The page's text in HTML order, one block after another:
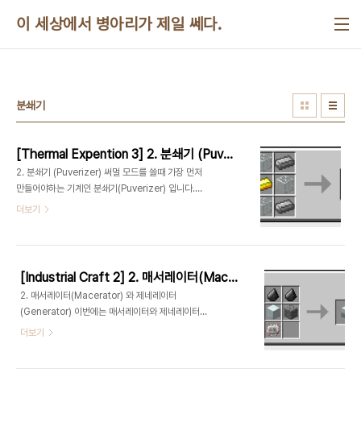
이 세상에서 병아리가 제일 쎄다.
분쇄기
[Thermal Expention 3] 2. 분쇄기 (Puverizer)
2. 분쇄기 (Puverizer) 써멀 모드를 쓸때 가장 먼저
만들어야하는 기계인 분쇄기(Puverizer) 입니다.
Industrial Craft 2 의 Macerator 처럼 자원을 2
더 많아져서 아이템을 생산을 했다 하지
만.Thermal Expention 3 의 다른 기계
Induction Smelter 에 밀릴 수 밖에 없었습니다.
그만큼 성능이 좋은 기계가 있는 모드이니만큼 기계
에 대해 하나씩 알아보도록 합시다. 2-1 조합법 1.
1개가 사용됩니다. 레일크래프트가 설치시 철괴 대
더보기
[Industrial Craft 2] 2. 매서레이터(Macerator)와 제네레이터(Generator)
2. 매서레이터(Macerator) 와 제네레이터
(Generator) 이번에는 매서레이터와 제네레이터에
대해서 다뤄 보기로 해요. 2-1 매서레이터 조합법을
더보기